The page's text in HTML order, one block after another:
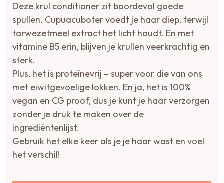
Deze krul conditioner zit boordevol goede
spullen. Cupuacuboter voedt je haar diep, terwijl
tarwezetmeel extract het licht houdt. En met
vitamine B5 erin, blijven je krullen veerkrachtig en
sterk.
Plus, het is proteïnevrij – super voor die van ons
met eiwitgevoelige lokken. En ja, het is 100%
vegan en CG proof, dus je kunt je haar verzorgen
zonder je druk te maken over de
ingrediëntenlijst.
Gebruik het elke keer als je je haar wast en voel
het verschil!